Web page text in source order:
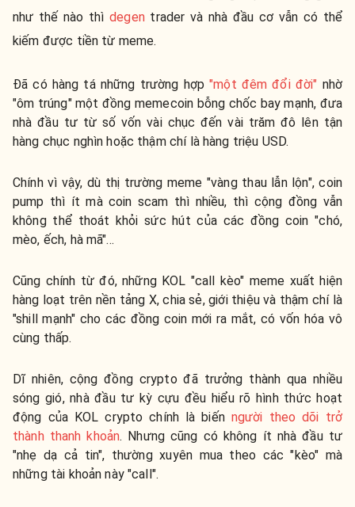
như thế nào thìdegentrader và nhà đầu cơ vẫn có thể
kiếm được tiền từ meme.
Đã có hàng tá những trường hợp"một đêm đổi đời" nhờ
"ôm trúng" một đồng memecoin bỗng chốc bay mạnh, đưa
nhà đầu tư từ số vốn vài chục đến vài trăm đô lên tận
hàng chục nghìn hoặc thậm chí là hàng triệu USD.
Chính vì vậy, dù thị trường meme "vàng thau lẫn lộn", coin
pump thì ít mà coin scam thì nhiều, thì cộng đồng vẫn
không thể thoát khỏi sức hút của các đồng coin "chó,
mèo, ếch, hà mã"...
Cũng chính từ đó, những KOL "call kèo" meme xuất hiện
hàng loạt trên nền tảng X, chia sẻ, giới thiệu và thậm chí là
"shill mạnh" cho các đồng coin mới ra mắt, có vốn hóa vô
cùng thấp.
Dĩ nhiên, cộng đồng crypto đã trưởng thành qua nhiều
sóng gió, nhà đầu tư kỳ cựu đều hiểu rõ hình thức hoạt
động của KOL crypto chính là biến người theo dõi trở
thành thanh khoản. Nhưng cũng có không ít nhà đầu tư
"nhẹ dạ cả tin", thường xuyên mua theo các "kèo" mà
những tài khoản này "call".